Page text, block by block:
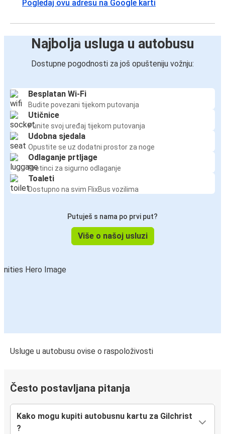
Pogledaj ovu adresu na Google karti
Najbolja usluga u autobusu
Dostupne pogodnosti za još opušteniju vožnju:
Besplatan Wi-Fi
Budite povezani tijekom putovanja
Utičnice
Punite svoj uređaj tijekom putovanja
Udobna sjedala
Opustite se uz dodatni prostor za noge
Odlaganje prtljage
Pretinci za sigurno odlaganje
Toaleti
Dostupno na svim FlixBus vozilima
Putuješ s nama po prvi put?
Više o našoj usluzi
Usluge u autobusu ovise o raspoloživosti
Često postavljana pitanja
Kako mogu kupiti autobusnu kartu za Gilchrist
?